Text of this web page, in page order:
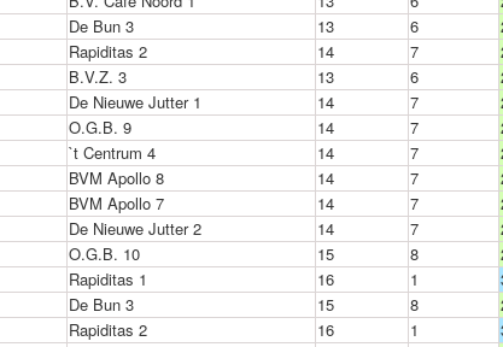
De Bun 3 13 6
Rapiditas 2 14 7
B.V.Z. 3 13 6
De Nieuwe Jutter 1 14 7
O.G.B. 9 14 7
`t Centrum 4 14 7
BVM Apollo 8 14 7
BVM Apollo 7 14 7
De Nieuwe Jutter 2 14 7
O.G.B. 10 15 8
Rapiditas 1 16 1
De Bun 3 15 8
Rapiditas 2 16 1